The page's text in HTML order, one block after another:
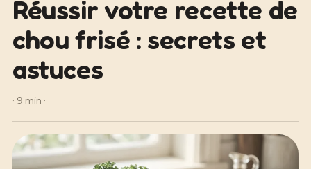
Réussir votre recette de
chou frisé : secrets et
astuces
· 9 min ·